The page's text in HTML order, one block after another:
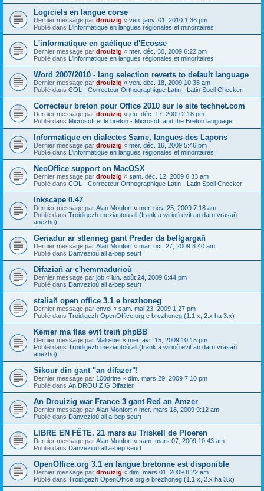
Logiciels en langue corse
Dernier message par drouizig « ven. janv. 01, 2010 1:36 pm
Publié dans L'informatique en langues régionales et minoritaires
L'informatique en gaélique d'Ecosse
Dernier message par drouizig « mer. déc. 30, 2009 6:22 pm
Publié dans L'informatique en langues régionales et minoritaires
Word 2007/2010 - lang selection reverts to default language
Dernier message par drouizig « ven. déc. 18, 2009 10:38 am
Publié dans COL - Correcteur Orthographique Latin - Latin Spell Checker
Correcteur breton pour Office 2010 sur le site technet.com
Dernier message par drouizig « jeu. déc. 17, 2009 2:18 pm
Publié dans Microsoft et le breton - Microsoft and the Breton language
Informatique en dialectes Same, langues des Lapons
Dernier message par drouizig « mer. déc. 16, 2009 5:46 pm
Publié dans L'informatique en langues régionales et minoritaires
NeoOffice support on MacOSX
Dernier message par drouizig « sam. déc. 12, 2009 6:33 am
Publié dans COL - Correcteur Orthographique Latin - Latin Spell Checker
Inkscape 0.47
Dernier message par Alan Monfort « mer. nov. 25, 2009 7:18 am
Publié dans Troidigezh meziantoù all (frank a wirioù evit an darn vrasañ
anezho)
Geriadur ar stlenneg gant Preder da bellgargañ
Dernier message par Alan Monfort « mar. oct. 27, 2009 8:40 am
Publié dans Danvezioù all a-bep seurt
Difaziañ ar c'hemmadurioù
Dernier message par job « lun. août 24, 2009 6:44 pm
Publié dans Danvezioù all a-bep seurt
staliañ open office 3.1 e brezhoneg
Dernier message par envel « sam. mai 23, 2009 1:27 pm
Publié dans Troidigezh OpenOffice.org e brezhoneg (1.1.x, 2.x ha 3.x)
Kemer ma flas evit treiñ phpBB
Dernier message par Malo-net « mer. avr. 15, 2009 10:15 pm
Publié dans Troidigezh meziantoù all (frank a wirioù evit an darn vrasañ
anezho)
Sikour din gant "an difazer"!
Dernier message par 100drine « dim. mars 29, 2009 7:10 pm
Publié dans An DROUIZIG Difazier
An Drouizig war France 3 gant Red an Amzer
Dernier message par Alan Monfort « mer. mars 18, 2009 9:12 am
Publié dans Danvezioù all a-bep seurt
LIBRE EN FÊTE. 21 mars au Triskell de Ploeren
Dernier message par Alan Monfort « sam. mars 07, 2009 10:43 am
Publié dans Danvezioù all a-bep seurt
OpenOffice.org 3.1 en langue bretonne est disponible
Dernier message par drouizig « dim. mars 01, 2009 8:22 am
Publié dans Troidigezh OpenOffice.org e brezhoneg (1.1.x, 2.x ha 3.x)